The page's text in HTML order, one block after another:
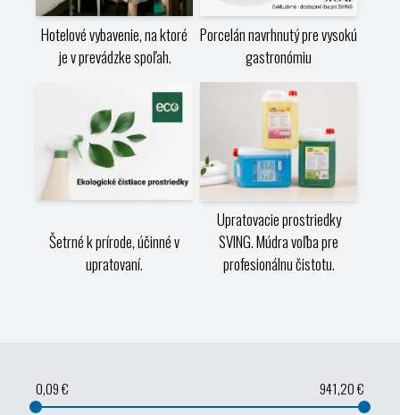
Hotelové vybavenie, na ktoré
je v prevádzke spoľah.
Porcelán navrhnutý pre vysokú
gastronómiu
Šetrné k prírode, účinné v
upratovaní.
Upratovacie prostriedky
SVING. Múdra voľba pre
profesionálnu čistotu.
0,09 € 941,20 €